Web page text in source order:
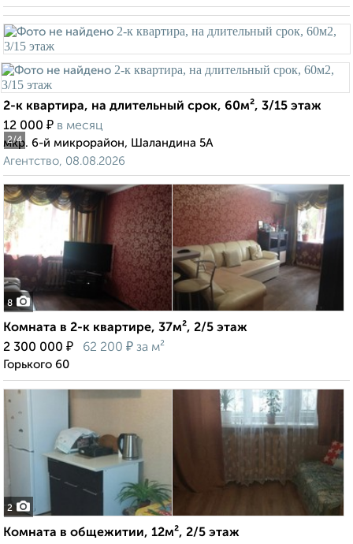
2/4
2-к квартира, на длительный срок, 60м², 3/15 этаж
12 000 ₽ в месяц
мкр. 6-й микрорайон, Шаландина 5А
Агентство, 08.08.2026
8
Комната в 2-к квартире, 37м², 2/5 этаж
2 300 000 ₽ 62 200 ₽ за м²
Горького 60
2
Комната в общежитии, 12м², 2/5 этаж